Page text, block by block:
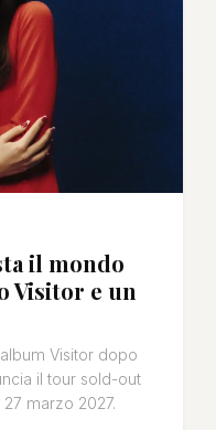
il mondo
Visitor e un
Visitor dopo
il tour sold-out
marzo 2027.